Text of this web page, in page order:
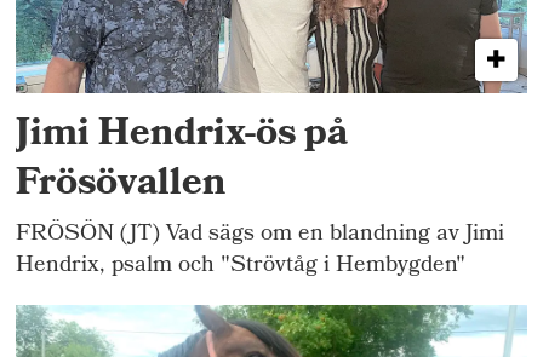
Jimi Hendrix-ös på
Frösövallen
FRÖSÖN (JT) Vad sägs om en blandning av Jimi
Hendrix, psalm och "Strövtåg i Hembygden"